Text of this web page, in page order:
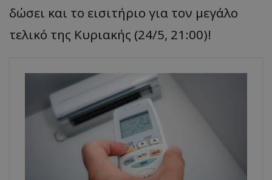
δώσει και το εισιτήριο για τον μεγάλο
τελικό της Κυριακής (24/5, 21:00)!